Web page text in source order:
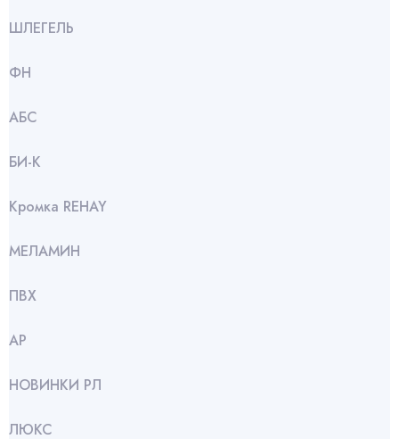
ШЛЕГЕЛЬ
ФН
АБС
БИ-К
Кромка REHAY
МЕЛАМИН
ПВХ
АР
НОВИНКИ РЛ
ЛЮКС